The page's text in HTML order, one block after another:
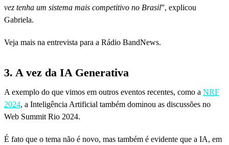
vez tenha um sistema mais competitivo no Brasil”, explicou
Gabriela.
Veja mais na entrevista para a Rádio BandNews.
3. A vez da IA Generativa
A exemplo do que vimos em outros eventos recentes, como a NRF
2024, a Inteligência Artificial também dominou as discussões no
Web Summit Rio 2024.
É fato que o tema não é novo, mas também é evidente que a IA, em